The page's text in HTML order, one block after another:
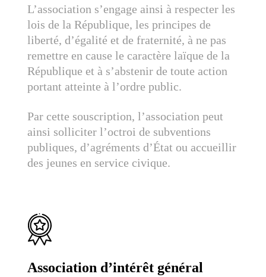
L’association s’engage ainsi à respecter les
lois de la République, les principes de
liberté, d’égalité et de fraternité, à ne pas
remettre en cause le caractère laïque de la
République et à s’abstenir de toute action
portant atteinte à l’ordre public.
Par cette souscription, l’association peut
ainsi solliciter l’octroi de subventions
publiques, d’agréments d’État ou accueillir
des jeunes en service civique.
Association d’intérêt général